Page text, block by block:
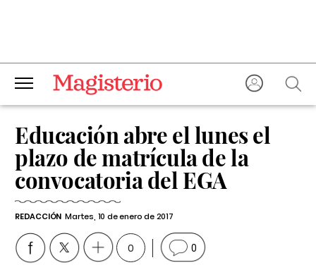
Educación abre el lunes el
plazo de matrícula de la
convocatoria del EGA
REDACCIÓN Martes, 10 de enero de 2017
0 0